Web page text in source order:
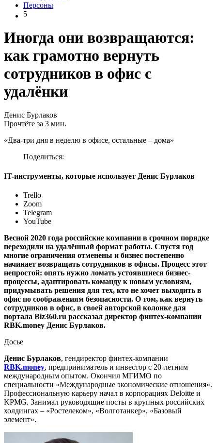
Персоны
5
Иногда они возвращаются:
как грамотно вернуть
сотрудников в офис с
удалёнки
Денис Бурлаков
Прочтёте за 3 мин.
«Два-три дня в неделю в офисе, остальные – дома»
Поделиться:
IT-инструменты, которые использует Денис Бурлаков
Trello
Zoom
Telegram
YouTube
Весной 2020 года российские компании в срочном порядке
переходили на удалённый формат работы. Спустя год
многие ограничения отменены и бизнес постепенно
начинает возвращать сотрудников в офисы. Процесс этот
непростой: опять нужно ломать устоявшиеся бизнес-
процессы, адаптировать команду к новым условиям,
придумывать решения для тех, кто не хочет выходить в
офис по соображениям безопасности. О том, как вернуть
сотрудников в офис, в своей авторской колонке для
портала Biz360.ru рассказал директор финтех-компании
RBK.money Денис Бурлаков.
Досье
Денис Бурлаков, гендиректор финтех-компании
RBK.money, предприниматель и инвестор с 20-летним
международным опытом. Окончил МГИМО по
специальности «Международные экономические отношения».
Профессиональную карьеру начал в корпорациях Deloitte и
KPMG. Занимал руководящие посты в крупных российских
холдингах – «Ростелеком», «Волготанкер», «Базовый
элемент».